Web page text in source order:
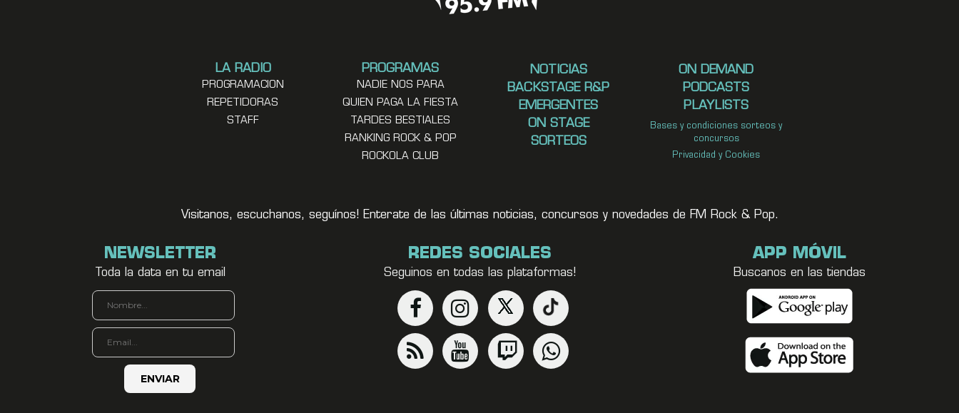
LA RADIO
PROGRAMACION
REPETIDORAS
STAFF
PROGRAMAS
NADIE NOS PARA
QUIEN PAGA LA FIESTA
TARDES BESTIALES
RANKING ROCK & POP
ROCKOLA CLUB
NOTICIAS
BACKSTAGE R&P
EMERGENTES
ON STAGE
SORTEOS
ON DEMAND
PODCASTS
PLAYLISTS
Bases y condiciones sorteos y
concursos
Privacidad y Cookies
Visitanos, escuchanos, seguínos! Enterate de las últimas noticias, concursos y novedades de FM Rock & Pop.
NEWSLETTER
Toda la data en tu email
REDES SOCIALES
Seguinos en todas las plataformas!
APP MÓVIL
Buscanos en las tiendas